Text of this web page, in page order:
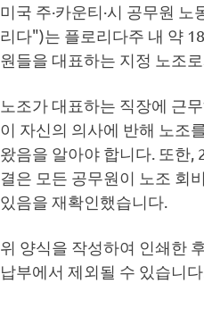
미국 주·카운티·시 공무원
리다")는 플로리다주 내 약
원들을 대표하는 지정 노조
노조가 대표하는 직장에 근
이 자신의 의사에 반해 노조
왔음을 알아야 합니다. 또한,
결은 모든 공무원이 노조 회
있음을 재확인했습니다.
위 양식을 작성하여 인쇄한
납부에서 제외될 수 있습니다.